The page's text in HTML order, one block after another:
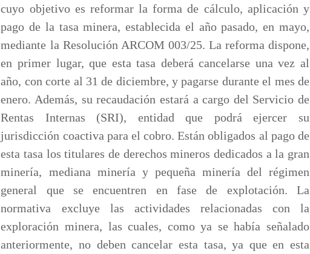
cuyo objetivo es reformar la forma de cálculo, aplicación y
pago de la tasa minera, establecida el año pasado, en mayo,
mediante la Resolución ARCOM 003/25. La reforma dispone,
en primer lugar, que esta tasa deberá cancelarse una vez al
año, con corte al 31 de diciembre, y pagarse durante el mes de
enero. Además, su recaudación estará a cargo del Servicio de
Rentas Internas (SRI), entidad que podrá ejercer su
jurisdicción coactiva para el cobro. Están obligados al pago de
esta tasa los titulares de derechos mineros dedicados a la gran
minería, mediana minería y pequeña minería del régimen
general que se encuentren en fase de explotación. La
normativa excluye las actividades relacionadas con la
exploración minera, las cuales, como ya se había señalado
anteriormente, no deben cancelar esta tasa, ya que en esta